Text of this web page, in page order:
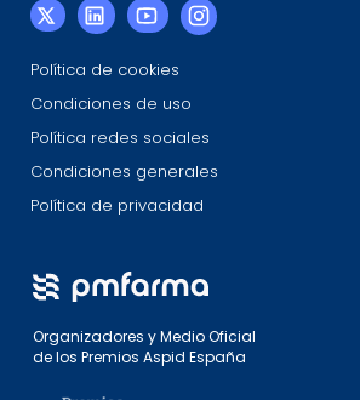
Política de cookies
Condiciones de uso
Política redes sociales
Condiciones generales
Política de privacidad
Organizadores y Medio Oficial
de los Premios Aspid España